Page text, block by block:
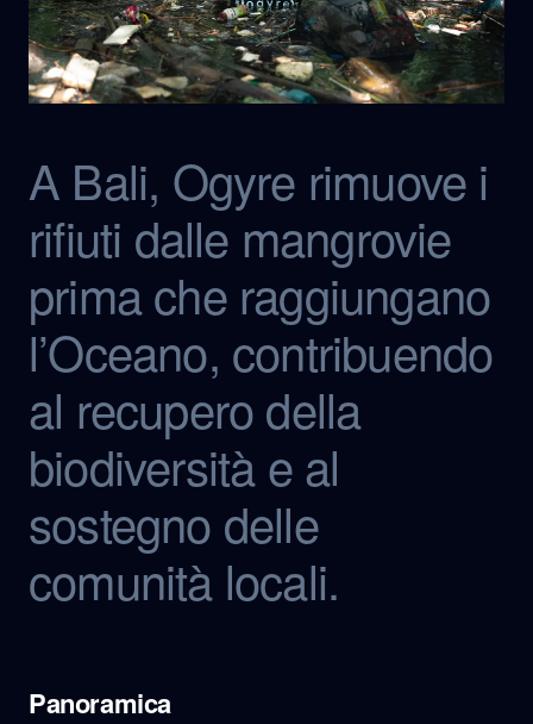
A Bali, Ogyre rimuove i
rifiuti dalle mangrovie
prima che raggiungano
l’Oceano, contribuendo
al recupero della
biodiversità e al
sostegno delle
comunità locali.
Panoramica